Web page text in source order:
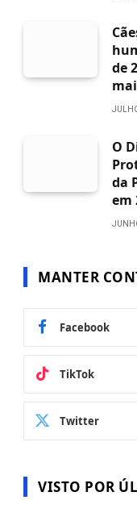
de
O
da
em
MANTER
Facebook
TikTok
Twitter
VISTO POR